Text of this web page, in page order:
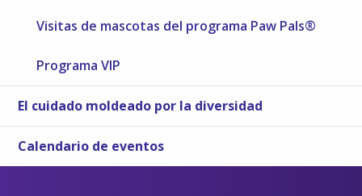
Visitas de mascotas del programa Paw Pals®
Programa VIP
El cuidado moldeado por la diversidad
Calendario de eventos